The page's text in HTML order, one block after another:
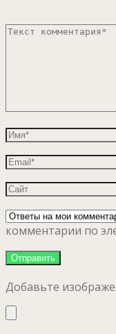
комментарии по
Добавьте